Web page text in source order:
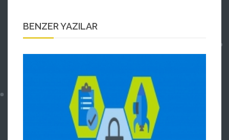
BENZER YAZILAR